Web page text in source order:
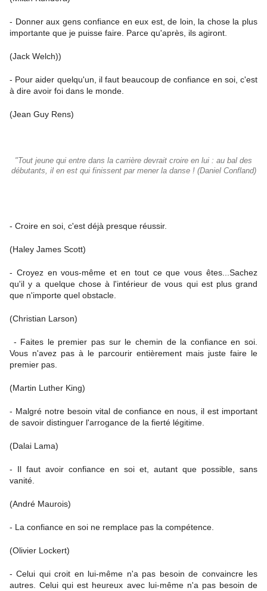
- Donner aux gens confiance en eux est, de loin, la chose la plus
importante que je puisse faire. Parce qu'après, ils agiront.
(Jack Welch))
- Pour aider quelqu'un, il faut beaucoup de confiance en soi, c'est
à dire avoir foi dans le monde.
(Jean Guy Rens)
"Tout jeune qui entre dans la carrière devrait croire en lui : au bal des
débutants, il en est qui finissent par mener la danse ! (Daniel Confland)
- Croire en soi, c'est déjà presque réussir.
(Haley James Scott)
- Croyez en vous-même et en tout ce que vous êtes...Sachez
qu'il y a quelque chose à l'intérieur de vous qui est plus grand
que n'importe quel obstacle.
(Christian Larson)
- Faites le premier pas sur le chemin de la confiance en soi.
Vous n'avez pas à le parcourir entièrement mais juste faire le
premier pas.
(Martin Luther King)
- Malgré notre besoin vital de confiance en nous, il est important
de savoir distinguer l'arrogance de la fierté légitime.
(Dalai Lama)
- Il faut avoir confiance en soi et, autant que possible, sans
vanité.
(André Maurois)
- La confiance en soi ne remplace pas la compétence.
(Olivier Lockert)
- Celui qui croit en lui-même n'a pas besoin de convaincre les
autres. Celui qui est heureux avec lui-même n'a pas besoin de